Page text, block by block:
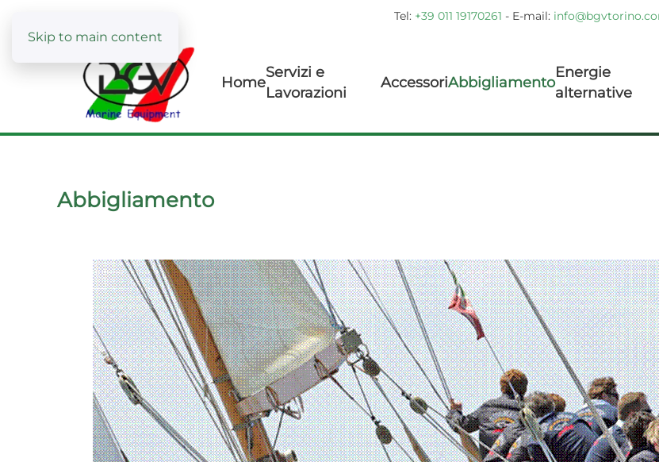
Skip to main content
Tel: +39 011 19170261 - E-mail:
Home
Servizi e
Lavorazioni
AccessoriAbbigliamento
Energie
alternative
Abbigliamento